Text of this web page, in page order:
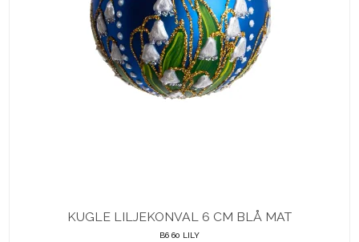
KUGLE LILJEKONVAL 6 CM BLÅ MAT
B6 60 LILY